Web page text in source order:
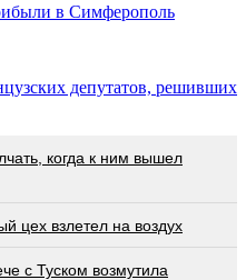
в Симферополь
депутатов, решивших
когда к ним вышел
цех взлетел на воздух
с Туском возмутила